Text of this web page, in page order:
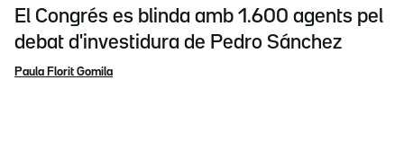
El Congrés es blinda amb 1.600 agents pel
debat d'investidura de Pedro Sánchez
Paula Florit Gomila